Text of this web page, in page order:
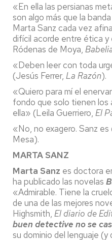
«En ella las persianas
son algo más que la
Marta Sanz cada vez
difícil acorde entre ética
Ródenas de Moya,
«Deben leer con toda
(Jesús Ferrer, La Razón).
«Quiero para mí el
fondo que solo tienen
ella» (Leila Guerriero, El
«No, no exagero. Sanz
Mesa).
MARTA SANZ
Marta Sanz es doctora
ha publicado las novelas
«Admirable. Tiene la
de una de las mejores
Highsmith, El diario de
buen detective no se
su dominio del lenguaje